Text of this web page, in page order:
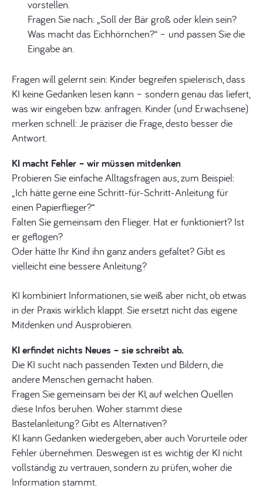
vorstellen.
Fragen Sie nach: „Soll der Bär groß oder klein sein?
Was macht das Eichhörnchen?“ – und passen Sie die
Eingabe an.
Fragen will gelernt sein: Kinder begreifen spielerisch, dass
KI keine Gedanken lesen kann – sondern genau das liefert,
was wir eingeben bzw. anfragen. Kinder (und Erwachsene)
merken schnell: Je präziser die Frage, desto besser die
Antwort.
KI macht Fehler – wir müssen mitdenken
Probieren Sie einfache Alltagsfragen aus, zum Beispiel:
„Ich hätte gerne eine Schritt-für-Schritt-Anleitung für
einen Papierflieger?“
Falten Sie gemeinsam den Flieger. Hat er funktioniert? Ist
er geflogen?
Oder hätte Ihr Kind ihn ganz anders gefaltet? Gibt es
vielleicht eine bessere Anleitung?
KI kombiniert Informationen, sie weiß aber nicht, ob etwas
in der Praxis wirklich klappt. Sie ersetzt nicht das eigene
Mitdenken und Ausprobieren.
KI erfindet nichts Neues – sie schreibt ab.
Die KI sucht nach passenden Texten und Bildern, die
andere Menschen gemacht haben.
Fragen Sie gemeinsam bei der KI, auf welchen Quellen
diese Infos beruhen. Woher stammt diese
Bastelanleitung? Gibt es Alternativen?
KI kann Gedanken wiedergeben, aber auch Vorurteile oder
Fehler übernehmen. Deswegen ist es wichtig der KI nicht
vollständig zu vertrauen, sondern zu prüfen, woher die
Information stammt.